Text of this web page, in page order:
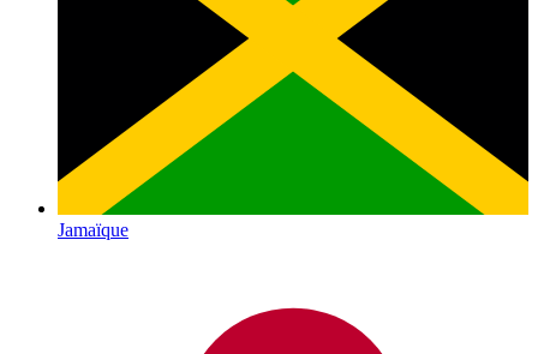
Jamaïque